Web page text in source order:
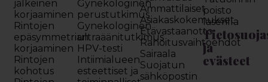
jälkeinen
korjaaminen
Rintojen
epäsymmetrian
korjaaminen
Rintojen
kohotus
Gynekologinen
perustutkimus
Gynekologinen
ultraäänitutkimus
HPV-testi
Intiimialueen
esteettiset ja
Ammattilaiset
Asiakaskokemukset
Etävastaanotto
Rahoitusvaihtoehdot
Sairaala
Suojatun
sähköpostin
poisto
laserilla
ja
evästeet